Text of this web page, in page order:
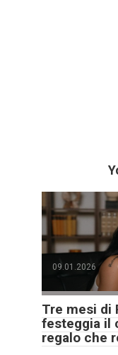
09.01.2026
Tre mesi di
festeggia il
regalo che